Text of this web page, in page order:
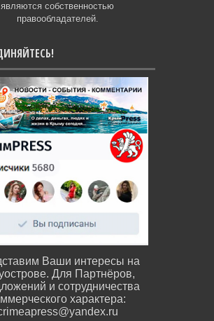
являются собственностью
правообладателей.
Ваши интересы на
Для Партнёров,
и сотрудничества
характера: